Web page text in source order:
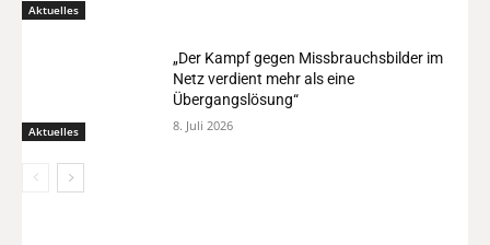
Aktuelles
Aktuelles
„Der Kampf gegen Missbrauchsbilder im
Netz verdient mehr als eine
Übergangslösung“
8. Juli 2026